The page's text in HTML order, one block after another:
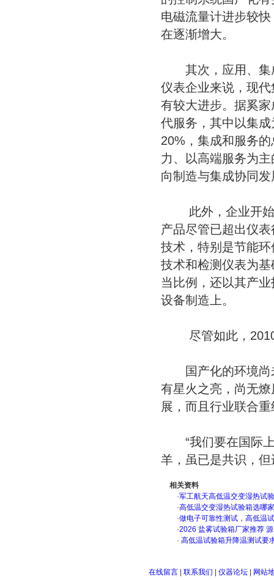
电磁流量计进步较
在逐渐增大。
其次，应用、集
仪表企业来说，现
有较大进步。据奚
代服务，其中以集
20%，集成和服务
力、以高端服务为
向制造与集成协同发
此外，企业开始
产品尽管已超出仪
技术，特别是节能
技术和检测仪表为
当比例，还以其产
设备制造上。
尽管如此，2010
国产化的环境尚
有星火之亮，尚无
展，而且行业联合
“我们要在国际上
羊，虽已是共识，但
相关资料
·军工航天高低温交变湿热试
·高低温交变湿热试验箱选哪
·做电子可靠性测试，高低温
·2026 盐雾试验箱厂家推荐
· 高低温试验箱升降温测试要
在线留言| 联系我们 仪器论坛| 网站